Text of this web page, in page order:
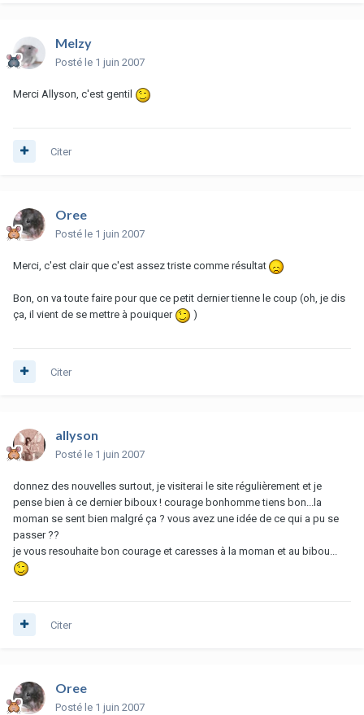
Melzy
Posté le 1 juin 2007
Merci Allyson, c'est gentil
Citer
Oree
Posté le 1 juin 2007
Merci, c'est clair que c'est assez triste comme résultat
Bon, on va toute faire pour que ce petit dernier tienne le coup (oh, je dis
ça, il vient de se mettre à pouiquer
)
Citer
allyson
Posté le 1 juin 2007
donnez des nouvelles surtout, je visiterai le site régulièrement et je
pense bien à ce dernier biboux ! courage bonhomme tiens bon...la
moman se sent bien malgré ça ? vous avez une idée de ce qui a pu se
passer ??
je vous resouhaite bon courage et caresses à la moman et au bibou...
Citer
Oree
Posté le 1 juin 2007